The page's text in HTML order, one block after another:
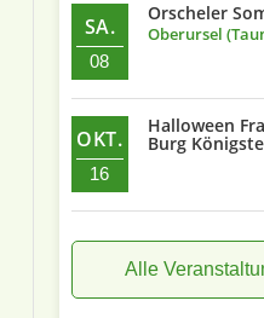
SA.
08
Orscheler
Oberursel
OKT.
16
Halloween
Burg
Alle